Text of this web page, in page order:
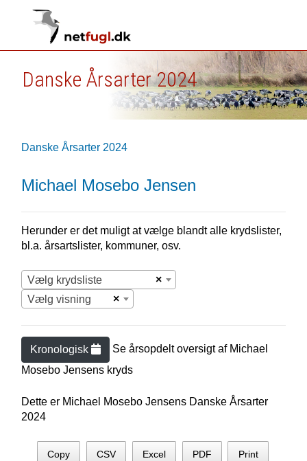
Danske Årsarter 2024
Danske Årsarter 2024
Michael Mosebo Jensen
Herunder er det muligt at vælge blandt alle krydslister,
bl.a. årsartslister, kommuner, osv.
×
Vælg krydsliste
×
Vælg visning
Kronologisk Se årsopdelt oversigt af Michael
Mosebo Jensens kryds
Dette er Michael Mosebo Jensens Danske Årsarter
2024
Copy CSV Excel PDF Print